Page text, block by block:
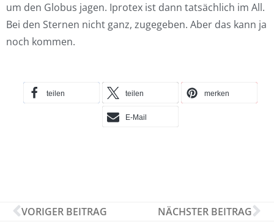
um den Globus jagen. Iprotex ist dann tatsächlich im All.
Bei den Sternen nicht ganz, zugegeben. Aber das kann ja
noch kommen.
teilen teilen merken
E-Mail
VORIGER BEITRAG NÄCHSTER BEITRAG